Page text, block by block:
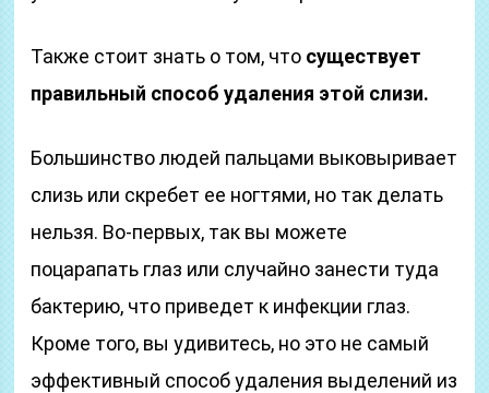
Также стоит знать о том, что существует
правильный способ удаления этой слизи.
Большинство людей пальцами выковыривает
слизь или скребет ее ногтями, но так делать
нельзя. Во-первых, так вы можете
поцарапать глаз или случайно занести туда
бактерию, что приведет к инфекции глаз.
Кроме того, вы удивитесь, но это не самый
эффективный способ удаления выделений из